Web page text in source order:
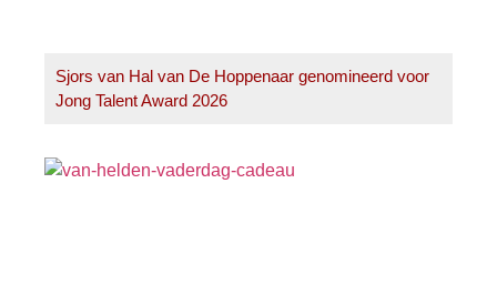
Sjors van Hal van De Hoppenaar genomineerd voor
Jong Talent Award 2026